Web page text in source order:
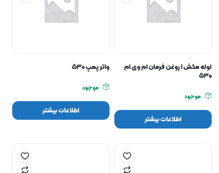
لوله مکش ۱ روغن فرمان ام وی ام
۵۳۰
موجود
اطلاعات بیشتر
واتر پمپ ۵۳۰
موجود
اطلاعات بیشتر